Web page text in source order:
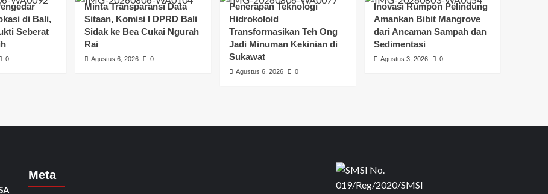
di Bali,
Seberat
0
Minta Transparansi Data
Sitaan, Komisi I DPRD Bali
Sidak ke Bea Cukai Ngurah
Rai
Agustus 6, 2026 0
Penerapan Teknologi
Hidrokoloid
Transformasikan Teh Ong
Jadi Minuman Kekinian di
Sukawat
Agustus 6, 2026 0
Inovasi Rumpon Pelindung
Amankan Bibit Mangrove
dari Ancaman Sampah dan
Sedimentasi
Agustus 3, 2026 0
Meta